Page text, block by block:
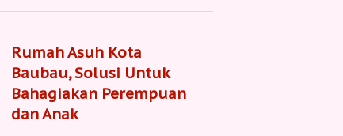
Rumah Asuh Kota
Baubau, Solusi Untuk
Bahagiakan Perempuan
dan Anak